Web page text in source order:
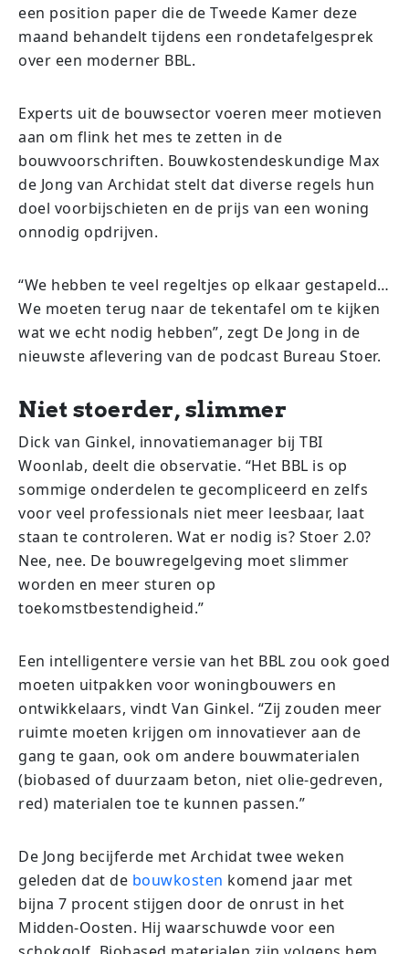
een position paper die de Tweede Kamer deze
maand behandelt tijdens een rondetafelgesprek
over een moderner BBL.
Experts uit de bouwsector voeren meer motieven
aan om flink het mes te zetten in de
bouwvoorschriften. Bouwkostendeskundige Max
de Jong van Archidat stelt dat diverse regels hun
doel voorbijschieten en de prijs van een woning
onnodig opdrijven.
“We hebben te veel regeltjes op elkaar gestapeld…
We moeten terug naar de tekentafel om te kijken
wat we echt nodig hebben”, zegt De Jong in de
nieuwste aflevering van de podcast Bureau Stoer.
Niet stoerder, slimmer
Dick van Ginkel, innovatiemanager bij TBI
Woonlab, deelt die observatie. “Het BBL is op
sommige onderdelen te gecompliceerd en zelfs
voor veel professionals niet meer leesbaar, laat
staan te controleren. Wat er nodig is? Stoer 2.0?
Nee, nee. De bouwregelgeving moet slimmer
worden en meer sturen op
toekomstbestendigheid.”
Een intelligentere versie van het BBL zou ook goed
moeten uitpakken voor woningbouwers en
ontwikkelaars, vindt Van Ginkel. “Zij zouden meer
ruimte moeten krijgen om innovatiever aan de
gang te gaan, ook om andere bouwmaterialen
(biobased of duurzaam beton, niet olie-gedreven,
red) materialen toe te kunnen passen.”
De Jong becijferde met Archidat twee weken
geleden dat de bouwkosten komend jaar met
bijna 7 procent stijgen door de onrust in het
Midden-Oosten. Hij waarschuwde voor een